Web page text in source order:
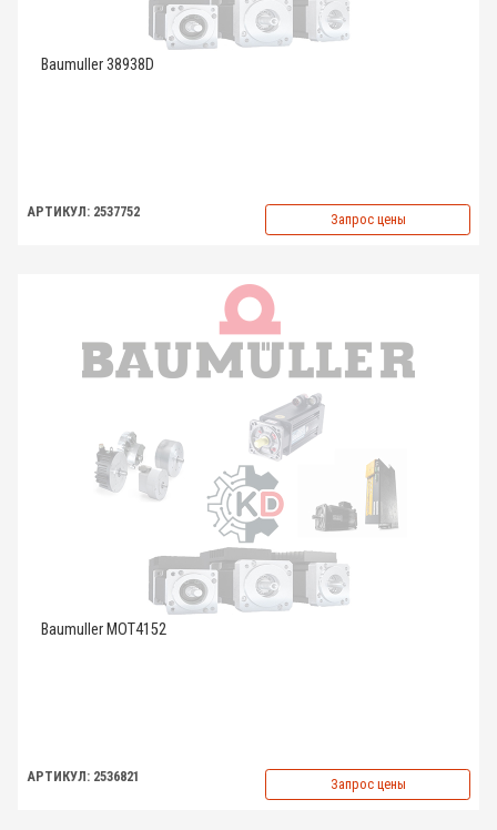
Baumuller 38938D
АРТИКУЛ: 2537752 Запрос цены
Baumuller MOT4152
АРТИКУЛ: 2536821 Запрос цены